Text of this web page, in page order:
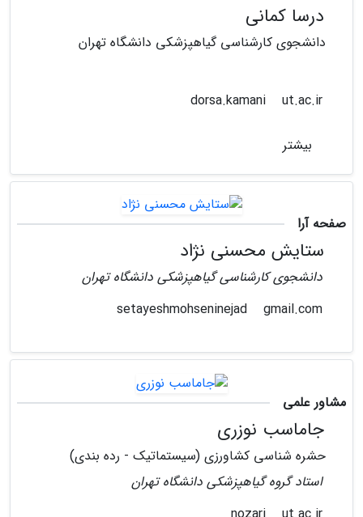
درسا کمانی
دانشجوی کارشناسی گیاهپزشکی دانشگاه تهران
ut.ac.ir
بیشتر
صفحه آرا
ستایش محسنی نژاد
دانشجوی کارشناسی گیاهپزشکی دانشگاه تهران
gmail.com
مشاور علمی
جاماسب نوزری
حشره شناسی کشاورزی (سیستماتیک - رده بندی)
استاد گروه گیاهپزشکی دانشگاه تهران